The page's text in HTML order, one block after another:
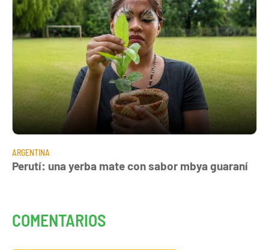
ARGENTINA
Perutí: una yerba mate con sabor mbya guaraní
COMENTARIOS